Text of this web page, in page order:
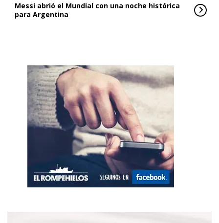
Messi abrió el Mundial con una noche histórica
para Argentina